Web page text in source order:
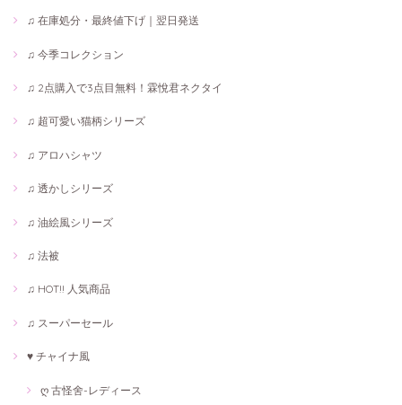
♫ 在庫処分・最終値下げ｜翌日発送
♫ 今季コレクション
♫ 2点購入で3点目無料！霖悅君ネクタイ
♫ 超可愛い猫柄シリーズ
♫ アロハシャツ
♫ 透かしシリーズ
♫ 油絵風シリーズ
♫ 法被
♫ HOT!! 人気商品
♫ スーパーセール
♥ チャイナ風
ღ 古怪舍-レディース